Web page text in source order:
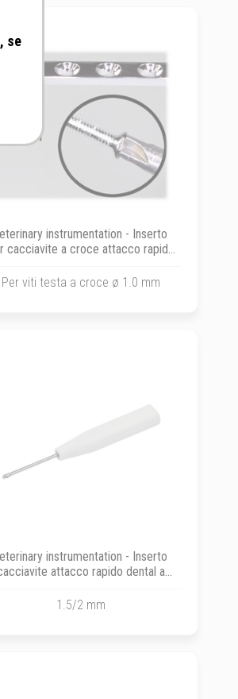
instrumentation - Inserto
cacciavite a croce attacco rapido
Per viti testa a croce ø 1.0 mm
instrumentation - Inserto
attacco rapido dental a
1.5/2 mm
se